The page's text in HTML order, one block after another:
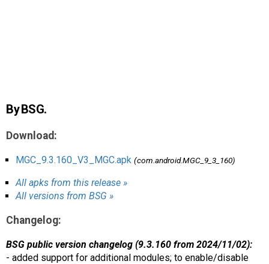
By BSG.
Download:
MGC_9.3.160_V3_MGC.apk (com.android.MGC_9_3_160)
All apks from this release »
All versions from BSG »
Changelog:
BSG public version changelog (9.3.160 from 2024/11/02):
- added support for additional modules; to enable/disable